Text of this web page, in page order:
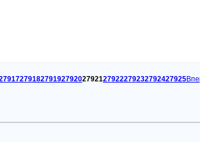
2791827919279202792127922279232792427925